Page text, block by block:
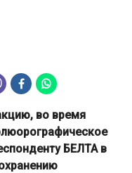
во время
БЕЛТА в